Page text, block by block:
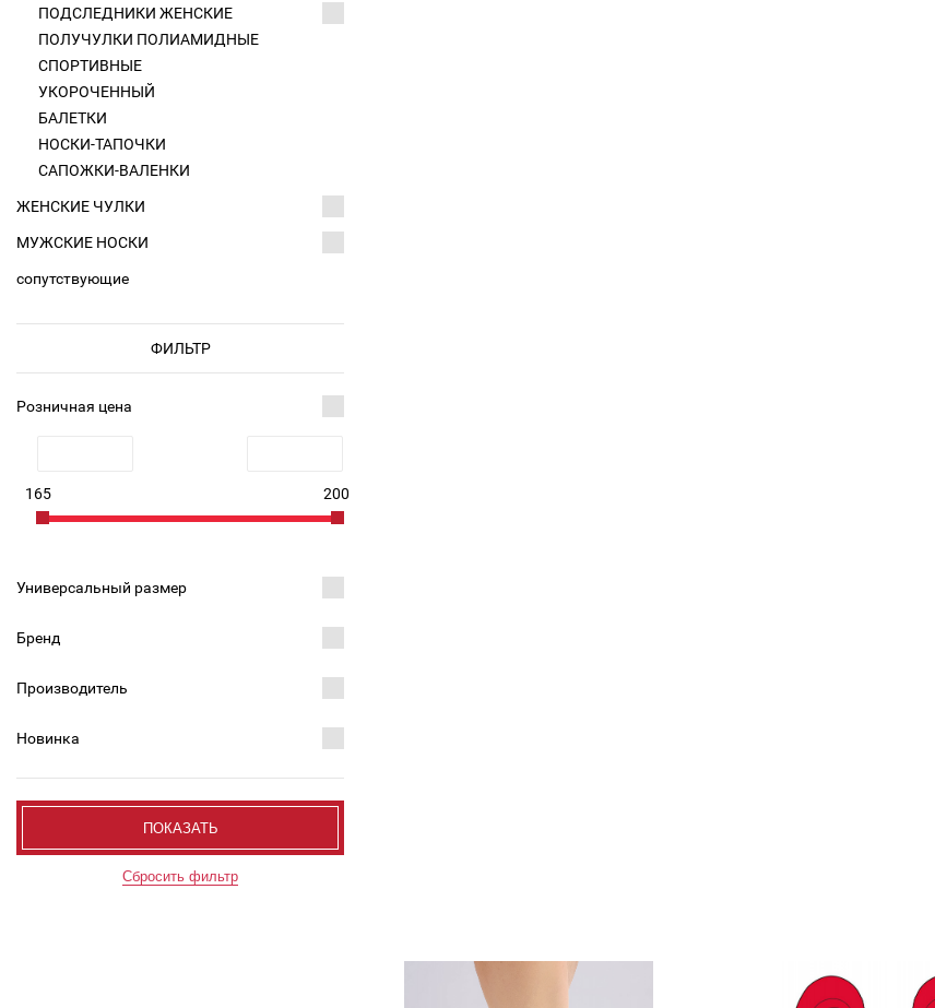
ПОДСЛЕДНИКИ ЖЕНСКИЕ
ПОЛУЧУЛКИ ПОЛИАМИДНЫЕ
СПОРТИВНЫЕ
УКОРОЧЕННЫЙ
БАЛЕТКИ
НОСКИ-ТАПОЧКИ
САПОЖКИ-ВАЛЕНКИ
ЖЕНСКИЕ ЧУЛКИ
МУЖСКИЕ НОСКИ
сопутствующие
ФИЛЬТР
Розничная цена
165 200
Универсальный размер
Бренд
Производитель
Новинка
ПОКАЗАТЬ